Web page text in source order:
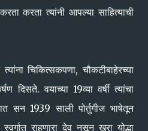
करता त्यांनी आपल्या साहित्याची
चिकित्सकपणा, चौकटीबाहेरच्या
दिसते. वयाच्या 19व्या वर्षी त्यांचा
सन 1939 साली पोर्तुगीज भाषेतून
राहणारा देव नसून खरा योद्धा